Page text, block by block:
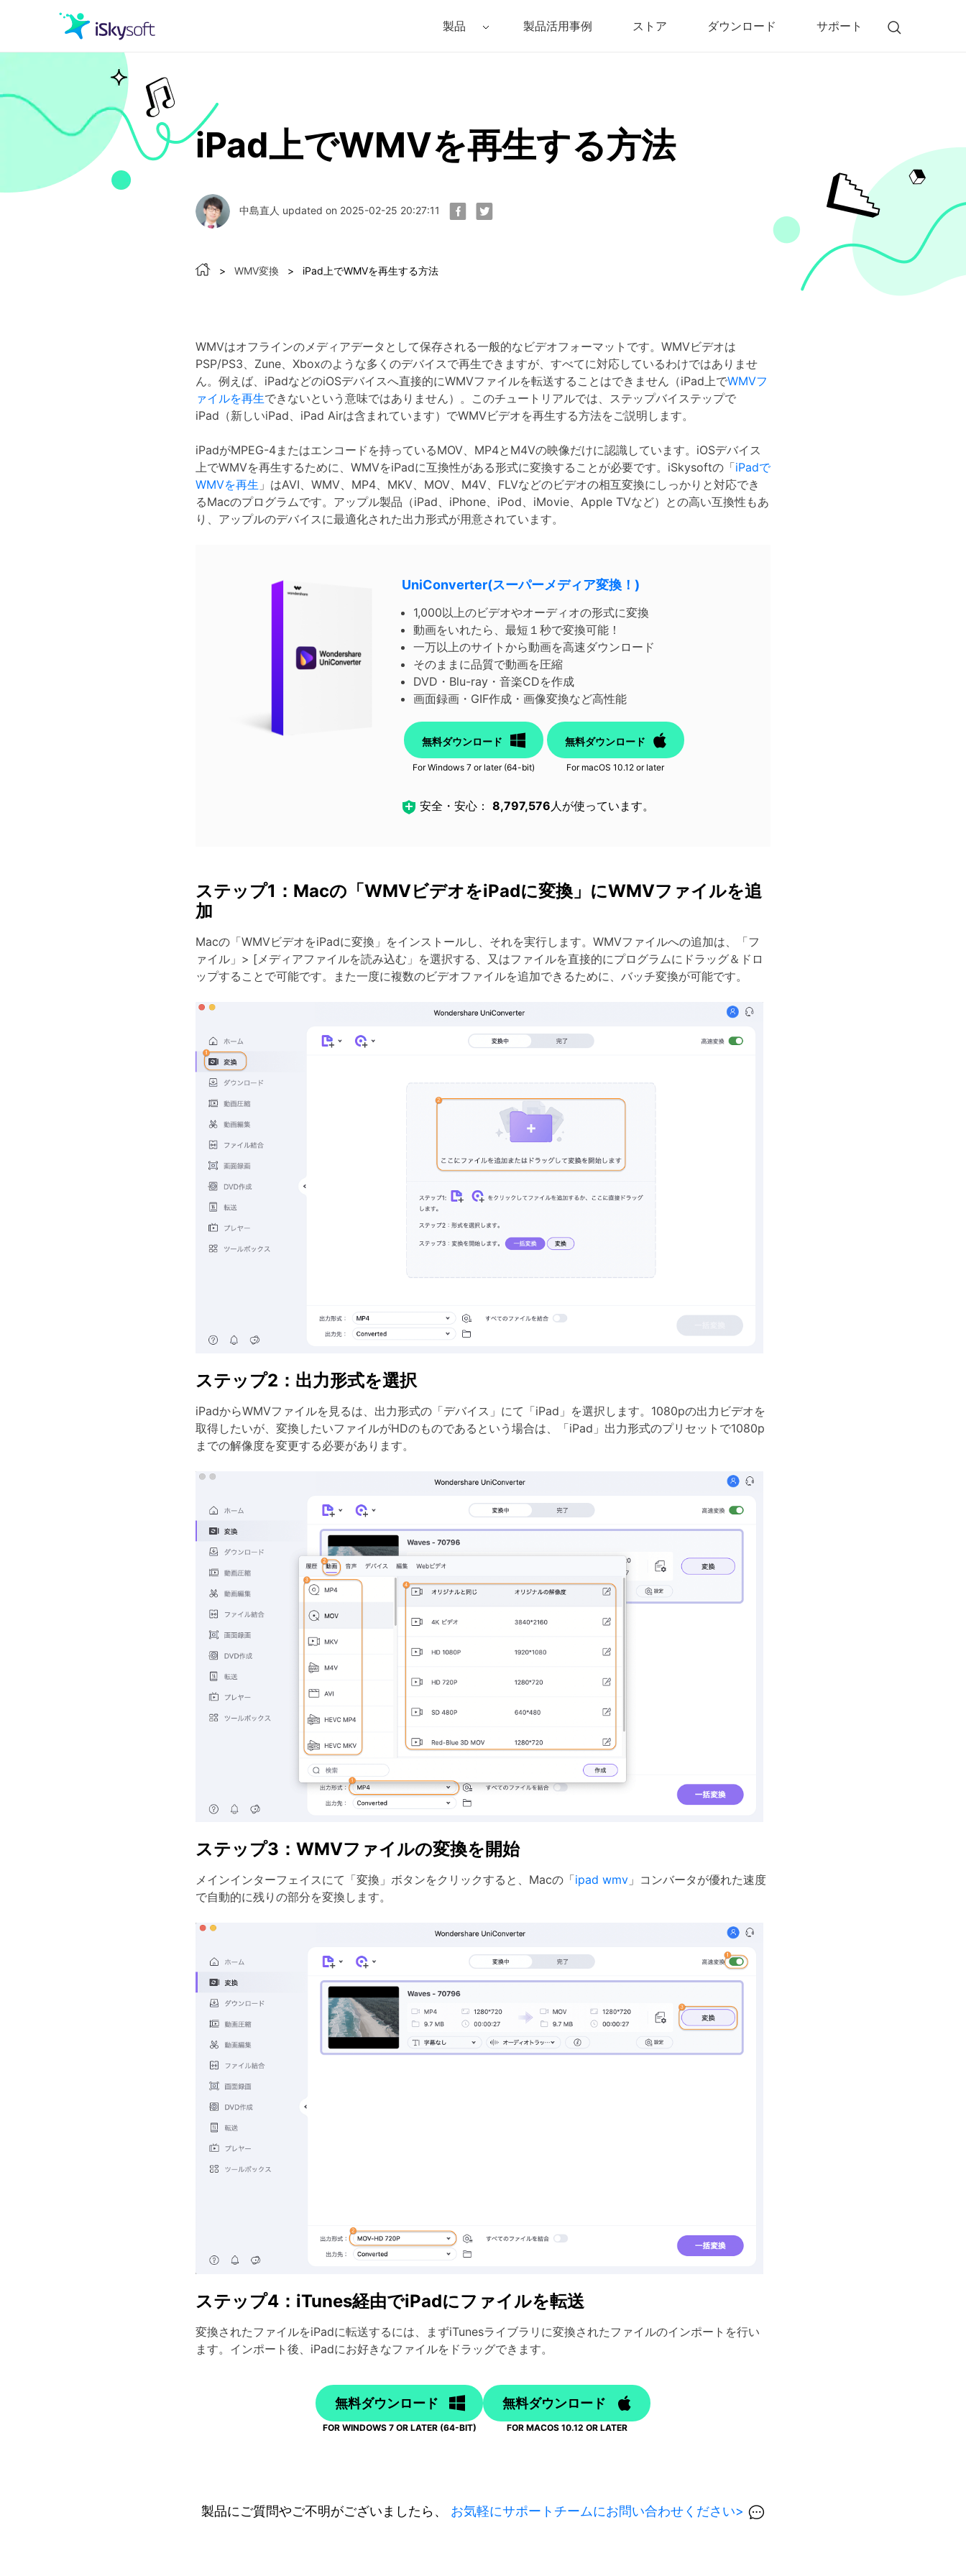
製品
クリエイティビティ
オフィス効率化
• Filmora for Mac
• UniConverter for Mac
• DVD Memory for Mac
製品活用事例 ストア ダウンロード サポート
iPad上でWMVを再生する方法
中島直人 updated on 2025-02-25 20:27:11
> WMV変換 > iPad上でWMVを再生する方法
WMVはオフラインのメディアデータとして保存される一般的なビデオフォーマットです。WMVビデオは
PSP/PS3、Zune、Xboxのような多くのデバイスで再生できますが、すべてに対応しているわけではありませ
ん。例えば、iPadなどのiOSデバイスへ直接的にWMVファイルを転送することはできません（iPad上でWMVフ
ァイルを再生できないという意味ではありません）。このチュートリアルでは、ステップバイステップで
iPad（新しいiPad、iPad Airは含まれています）でWMVビデオを再生する方法をご説明します。
iPadがMPEG-4またはエンコードを持っているMOV、MP4とM4Vの映像だけに認識しています。iOSデバイス
上でWMVを再生するために、WMVをiPadに互換性がある形式に変換することが必要です。iSkysoftの「iPadで
WMVを再生 」はAVI、WMV、MP4、MKV、MOV、M4V、FLVなどのビデオの相互変換にしっかりと対応でき
るMacのプログラムです。アップル製品（iPad、iPhone、iPod、iMovie、Apple TVなど）との高い互換性もあ
り、アップルのデバイスに最適化された出力形式が用意されています。
UniConverter(スーパーメディア変換！)
1,000以上のビデオやオーディオの形式に変換
動画をいれたら、最短１秒で変換可能！
一万以上のサイトから動画を高速ダウンロード
そのままに品質で動画を圧縮
DVD・Blu-ray・音楽CDを作成
画面録画・GIF作成・画像変換など高性能
無料ダウンロード
For Windows 7 or later (64-bit)
無料ダウンロード
For macOS 10.12 or later
安全・安心：8,797,576人が使っています。
ステップ1：Macの「WMVビデオをiPadに変換」にWMVファイルを追
加
Macの「WMVビデオをiPadに変換」をインストールし、それを実行します。WMVファイルへの追加は、「フ
ァイル」> [メディアファイルを読み込む」を選択する、又はファイルを直接的にプログラムにドラッグ＆ドロ
ップすることで可能です。また一度に複数のビデオファイルを追加できるために、バッチ変換が可能です。
ステップ2：出力形式を選択
iPadからWMVファイルを見るは、出力形式の「デバイス」にて「iPad」を選択します。 1080pの出力ビデオを
取得したいが、 変換したいファイルがHDのものであるという場合は、「iPad」出力形式のプリセットで1080p
までの解像度を変更する必要があります。
ステップ3：WMVファイルの変換を開始
メインインターフェイスにて「変換」ボタンをクリックすると、Macの「ipad wmv 」コンバータが優れた速度
で自動的に残りの部分を変換します。
ステップ4：iTunes経由でiPadにファイルを転送
変換されたファイルをiPadに転送するには、まずiTunesライブラリに変換されたファイルのインポートを行い
ます。インポート後、iPadにお好きなファイルをドラッグできます。
無料ダウンロード
FOR WINDOWS 7 OR LATER (64-BIT)
無料ダウンロード
FOR MACOS 10.12 OR LATER
製品にご質問やご不明がございましたら、 お気軽にサポートチームにお問い合わせください>